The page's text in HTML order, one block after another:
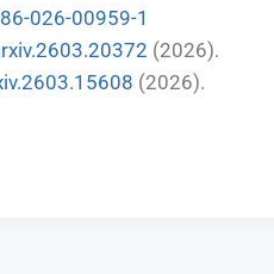
026-00959-1
(2026).
(2026).